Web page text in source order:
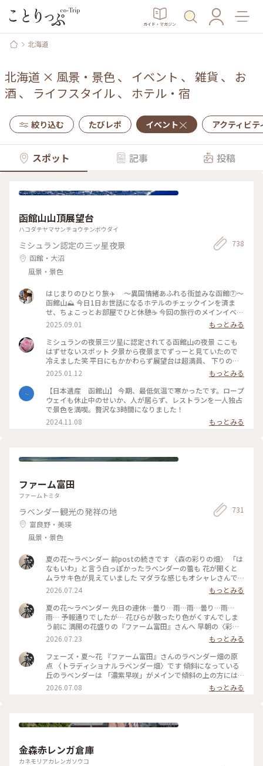
ガイド・マガジン
北海道
北海道 × 風景・景色、 イベント 、 雑貨 、 お
酒 、 ライフスタイル、 ホテル・宿
絞り込む たびレポ イベント アクティビテ
スポット 記事 投稿
函館山山頂展望台
ハコダテヤマサンチョウテンボウダイ
ミシュラン認定の三ッ星夜景
函館・大沼
風景・景色
738
はじまりのひとり旅✈️ 〜異国情緒あふれる街並みな函館⑦〜
函館山⛰️ 今日1日お世話になるホテルのチェックインを済ま
せ、ちょこっとお部屋でひと休憩☕️ 今回の旅行のメインイベン
トである函館の絶景を見に、函館山へ出発！ ホテルのフロン
トの方に行き方を教えてもらい、天候の関係でロープウェイが
動いたり止まったり…🚡したので、バスで向かうことにしまし
た🚌 【ロープウェイで山頂へ】 →市電十字街駅から函館山ロ
ープウェイ山麓駅まで 徒歩10分 山麓駅から山頂駅まで
約3分 1800円（往復） 【バスで山頂へ】 →JR函館駅前バス
乗り場④ 番 函館山登山バス（季節運行）山頂まで約30分
700円（片道） バスで山頂まで向かっている最中に見えてくる
函館の街並みだけでも感嘆の声が上がり、ワクワクが止まらな
いです😳 山頂に着いて展望台に向かって歩き、目の前に現れ
た景色は感動🥹ずっと眺めていられました👀 夜景まで見たか
ったけど雷雲接近中の為、断念🤦‍♀️ でも山頂の展望台からは函
ゆるり夏時間#北海道#函館市#函館#函館駅#函館山#臥牛山#世
ト伝説#函館山ロープウェイ#ロープウェイ#登山バス#観光#絶
景#名所#山頂#展望台#ことりっぷ函館#ひとり旅日記🕊️
2025.09.01
もっとみる
ミシュランの夜景三ツ星に認定されてる函館山の夜景 ここも
はずせないスポット 夕景から夜景までずっーと見ていたので
冷えました笑 平日にもかかわらず展望台は超満員、 下りのロ
ープウェイも行列ができていました きらきらの夜景が見れて
2025.01.12
もっとみる
【日本遺産 函館山】 今期、最低気温で寒かったです。ロープ
ウェイも休止中のせいか、人が居らず、レストランを一人独占
で景色を満喫。贅沢な3時間になりました！
2024.11.08
もっとみる
ファーム富田
ファームトミタ
ラベンダー観光の発祥の地
富良野・美瑛
風景・景色
731
夏の花〜ラベンダー 前postの続きです 〈森の彩りの畑〉 「は
なもいわ」と言う白っぽかったラベンダーの蕾も 花が開くと
ムラサキ色が見えていました マダラな感じもオシャレさんで
す 〈彩りの畑〉の定番だった花々は連作障害を防ぐために
〈森の彩りの畑〉に植えられましたが… 今年の色のパターンを
見ると… やっぱり元の配色の方が好きかも〜です また来年も
美しい彩りを巡りたいと思います #ひみつの絶景 #丘のある風
景 #花のある風景 #ひみつの絶景北海道 #夏景色 #花景色 #ファ
2026.07.24
もっとみる
夏の花〜ラベンダー 先日の連休…曇り…雨…雨…曇り…雨…
雨… 予報通りでしたが… 花びらが散ったり色がくすんでしま
う前に 満開の花盛りの『ファーム富田』さんへ 早朝の〈彩り
の畑〉と〈森の彩りの畑〉です 朝陽を浴びて…ラベンダーの色
は赤紫っぽく映りました 左から〜 キバナコスモス・スペアミ
ント・ジニア5色 ペパーミント・ペチュニア・ビール麦 そして
右がオカムラサキです 霧の立ちこめる夏の朝は ここへ辿り着
くまでの道のりも美しかったです そうそう…〈彩りの畑〉の入
り口の木がある辺りで 今年もエゾリスさんに会いました #ひみ
つの絶景 #花のある風景 #丘のある風景 #夏景色 #花景色 #美し
2026.07.23
もっとみる
フェーズ・夏〜花 『ファーム富田』さんのラベンダー畑の原
点 〈トラディショナルラベンダー畑〉です 傾斜になっている
丘のラベンダーは 「濃紫早咲」がメインで傾斜の上の方には
「はなもいわ」と「おかむらさき」があります それぞれが一
度に咲き揃うことはないので 今がくっきりとした鮮やかなラ
くのではなくて… 蕾の先端に花が開くのですね〜 一番最後は
しい花 #夏色 #花畑 #ファーム富田 #ラベンダー #トラディショ
ナルラベンダー畑 #濃紫早咲
2026.07.08 もっとみる
金森赤レンガ倉庫
カネモリアカレンガソウコ